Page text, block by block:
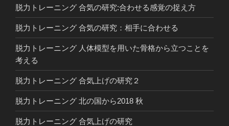
脱力トレーニング 合気の研究:合わせる感覚の捉え方
脱力トレーニング 合気の研究：相手に合わせる
脱力トレーニング 人体模型を用いた骨格から立つことを
考える
脱力トレーニング 合気上げの研究２
脱力トレーニング 北の国から2018 秋
脱力トレーニング 合気上げの研究